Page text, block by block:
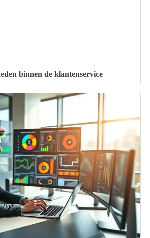
binnen de klantenservice